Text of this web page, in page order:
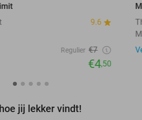
9.6
Regulier €7
€4,50
jij lekker vindt!